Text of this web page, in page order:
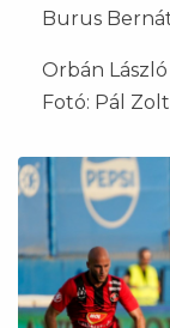
Burus
Orbán László
Fotó: Pál